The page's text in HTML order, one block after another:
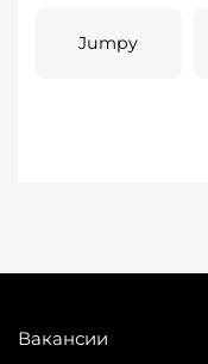
Jumpy
Вакансии